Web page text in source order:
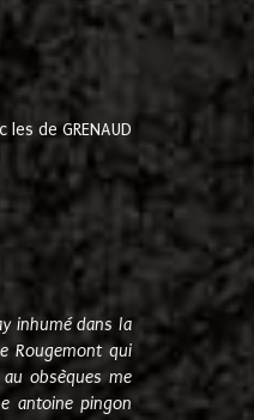
de GRENAUD
inhumé dans la
Rougemont qui
obsèques me
antoine pingon